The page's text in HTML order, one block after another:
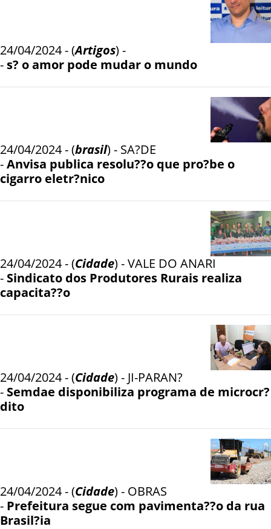
24/04/2024 - (Artigos) -
- s? o amor pode mudar o mundo
24/04/2024 - (brasil) - SA?DE
-Anvisa publica resolu??o que pro?be o
cigarro eletr?nico
24/04/2024 - (Cidade) - VALE DO ANARI
- Sindicato dos Produtores Rurais realiza
capacita??o
24/04/2024 - (Cidade) - JI-PARAN?
- Semdae disponibiliza programa de microcr?
dito
24/04/2024 - (Cidade) - OBRAS
- Prefeitura segue com pavimenta??o da rua
Brasil?ia